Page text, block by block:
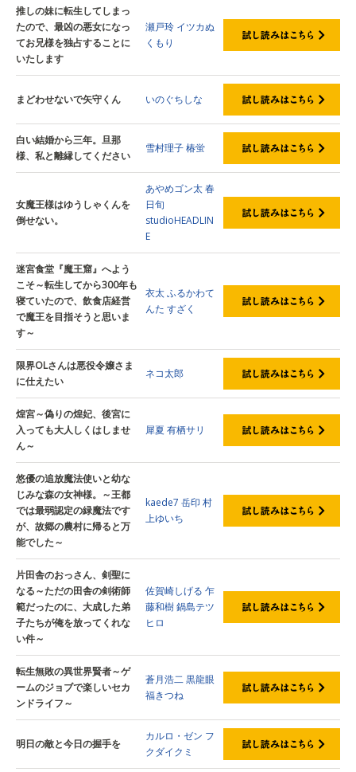
推しの妹に転生してしまっ
たので、最凶の悪女になっ
てお兄様を独占することに
いたします
瀬戸玲 イツカぬ
くもり
まどわせないで矢守くん いのぐちしな
白い結婚から三年。旦那
様、私と離縁してください
雪村理子椿蛍
女魔王様はゆうしゃくんを
倒せない。
あやめゴン太春
日旬
studioHEADLIN
E
迷宮食堂『魔王窟』へよう
こそ～転生してから300年も
寝ていたので、飲食店経営
で魔王を目指そうと思いま
す～
衣太ふるかわて
んた すざく
限界OLさんは悪役令嬢さま
に仕えたい
ネコ太郎
煌宮～偽りの煌妃、後宮に
入っても大人しくはしませ
ん～
犀夏 有栖サリ
悠優の追放魔法使いと幼な
じみな森の女神様。～王都
では最弱認定の緑魔法です
が、故郷の農村に帰ると万
能でした～
kaede7 岳印 村
上ゆいち
片田舎のおっさん、剣聖に
なる～ただの田舎の剣術師
範だったのに、大成した弟
子たちが俺を放ってくれな
い件～
佐賀崎しげる 乍
藤和樹鍋島テツ
ヒロ
転生無敗の異世界賢者～ゲ
ームのジョブで楽しいセカ
ンドライフ～
蒼月浩二黒龍眼
福きつね
明日の敵と今日の握手を
カルロ・ゼン フ
クダイクミ